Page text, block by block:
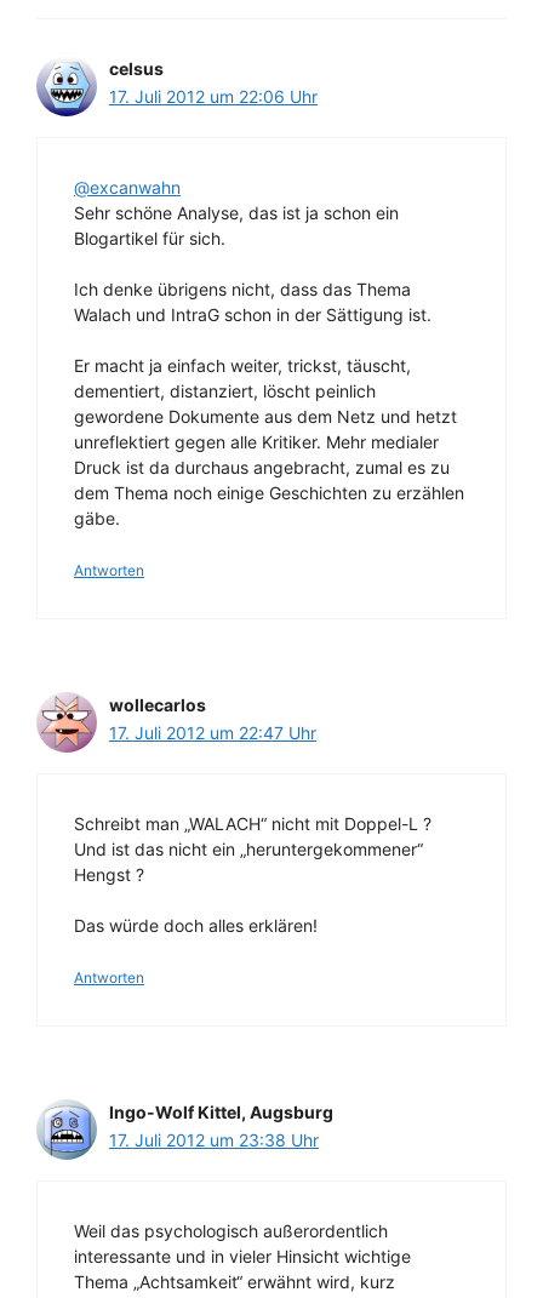
celsus
17. Juli 2012 um 22:06 Uhr
@excanwahn
Sehr schöne Analyse, das ist ja schon ein
Blogartikel für sich.
Ich denke übrigens nicht, dass das Thema
Walach und IntraG schon in der Sättigung ist.
Er macht ja einfach weiter, trickst, täuscht,
dementiert, distanziert, löscht peinlich
gewordene Dokumente aus dem Netz und hetzt
unreflektiert gegen alle Kritiker. Mehr medialer
Druck ist da durchaus angebracht, zumal es zu
dem Thema noch einige Geschichten zu erzählen
gäbe.
Antworten
wollecarlos
17. Juli 2012 um 22:47 Uhr
Schreibt man „WALACH“ nicht mit Doppel-L ?
Und ist das nicht ein „heruntergekommener“
Hengst ?
Das würde doch alles erklären!
Antworten
Ingo-Wolf Kittel, Augsburg
17. Juli 2012 um 23:38 Uhr
Weil das psychologisch außerordentlich
interessante und in vieler Hinsicht wichtige
Thema „Achtsamkeit“ erwähnt wird, kurz